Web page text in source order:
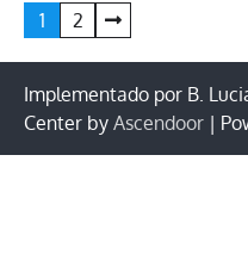
Paginación
de
entradas
1 2
Implementado por B.
Center by Ascendoor |